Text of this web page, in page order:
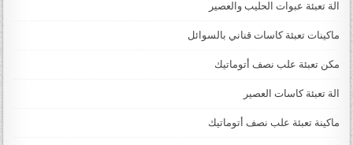
الة تعبئة عبوات الحليب والعصير
ماكينات تعبئة كاسات قناني بالسوائل
مكن تعبئة علب نصف أتوماتيك
الة تعبئة كاسات العصير
ماكينة تعبئة علب نصف أتوماتيك